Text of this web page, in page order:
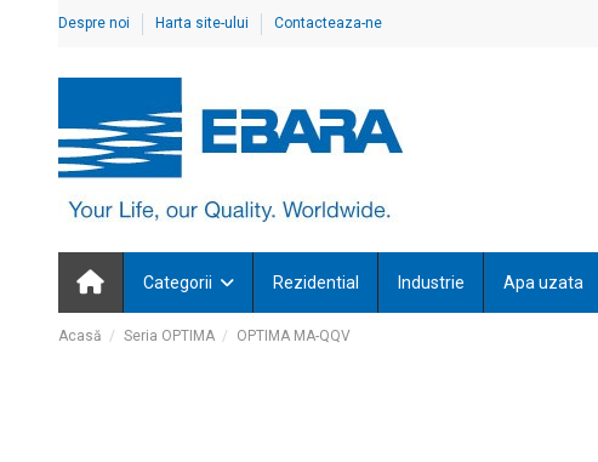
Despre noi Harta site-ului Contacteaza-ne
Categorii Rezidential Industrie Apa uzata
Acasă Seria OPTIMA OPTIMA MA-QQV